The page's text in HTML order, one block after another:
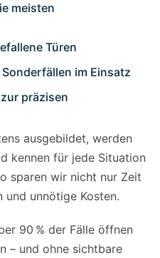
meisten
Türen
im Einsatz
präzisen
ausgebildet, werden
kennen für jede Situation
sparen wir nicht nur Zeit
und unnötige Kosten.
90 % der Fälle öffnen
– und ohne sichtbare